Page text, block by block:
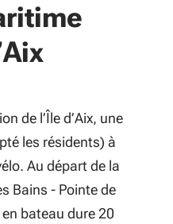
de l’Île d’Aix, une
les résidents) à
Au départ de la
Bains - Pointe de
bateau dure 20